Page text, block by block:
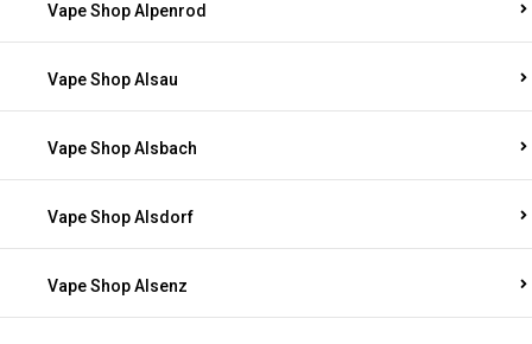
Vape Shop Alpenrod
Vape Shop Alsau
Vape Shop Alsbach
Vape Shop Alsdorf
Vape Shop Alsenz